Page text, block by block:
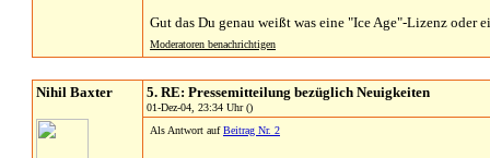
Gut das Du genau weißt was eine "Ice Age"-Lizenz
Moderatoren benachrichtigen
Nihil Baxter 5. RE: Pressemitteilung bezüglich Neuigkeiten
01-Dez-04, 23:34 Uhr ()
Als Antwort aufBeitrag Nr. 2